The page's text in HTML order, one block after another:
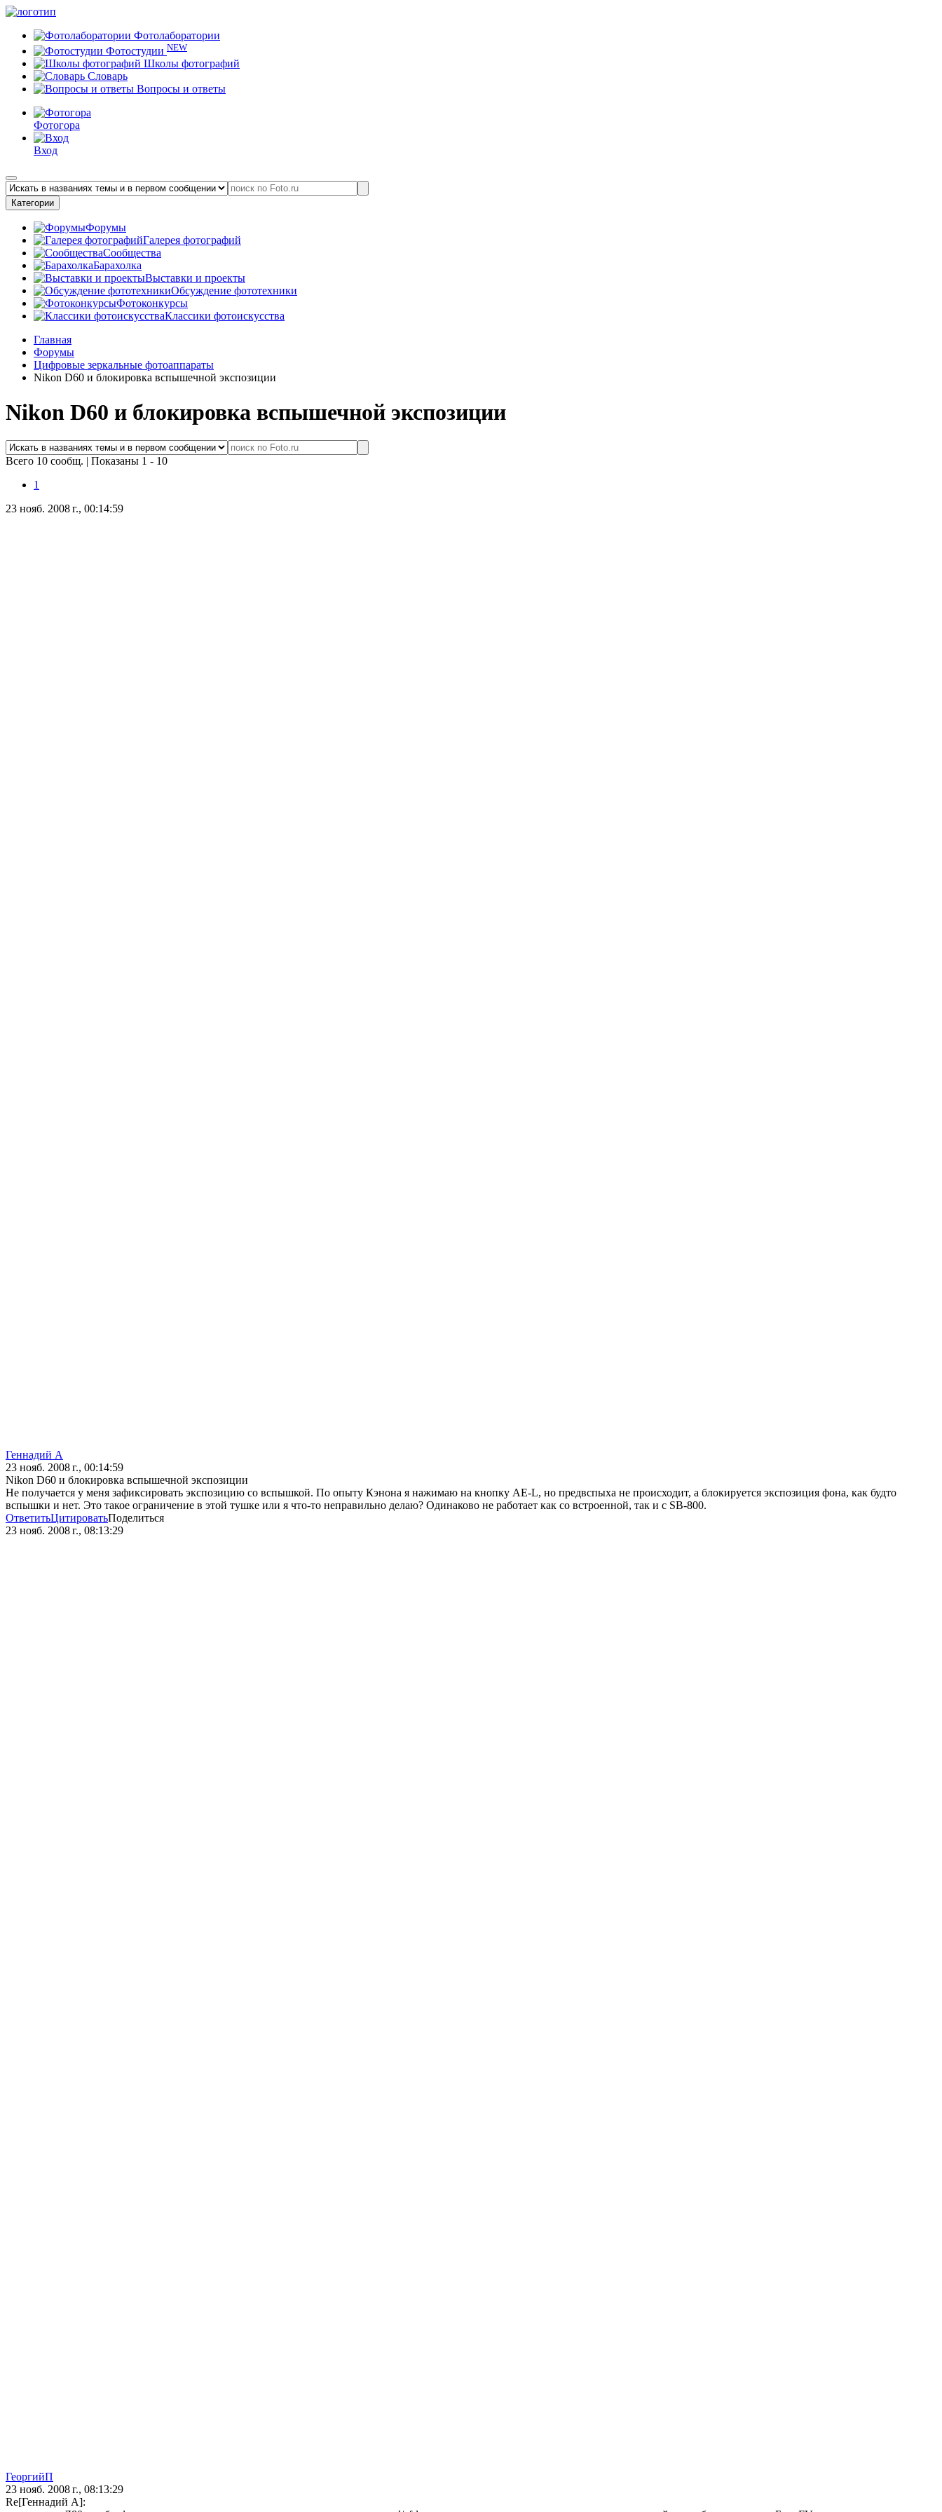
Фотолаборатории
Фотостудии NEW
Школы фотографий
Словарь
Вопросы и ответы
Фотогора
Вход
Категории
Форумы
Галерея фотографий
Сообщества
Барахолка
Выставки и проекты
Обсуждение фототехники
Фотоконкурсы
Классики фотоискусства
Главная
Форумы
Цифровые зеркальные фотоаппараты
Nikon D60 и блокировка вспышечной экспозиции
Nikon D60 и блокировка вспышечной экспозиции
Всего 10 сообщ. | Показаны 1 - 10
1
23 нояб. 2008 г., 00:14:59
Геннадий А
23 нояб. 2008 г., 00:14:59
Nikon D60 и блокировка вспышечной экспозиции
Не получается у меня зафиксировать экспозицию со вспышкой. По опыту Кэнона я нажимаю на кнопку AE-L, но предвспыха не происходит, а блокируется экспозиция фона, как будто
вспышки и нет. Это такое ограничение в этой тушке или я что-то неправильно делаю? Одинаково не работает как со встроенной, так и с SB-800.
ОтветитьЦитироватьПоделиться
23 нояб. 2008 г., 08:13:29
ГеоргийП
23 нояб. 2008 г., 08:13:29
Re[Геннадий А]: